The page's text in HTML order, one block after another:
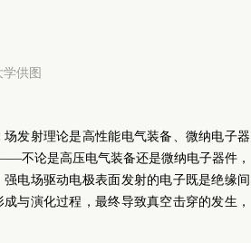
供图
发射理论是高性能电气装备、微纳电子器
不论是高压电气装备还是微纳电子器件，
电场驱动电极表面发射的电子既是绝缘间
与演化过程，最终导致真空击穿的发生，